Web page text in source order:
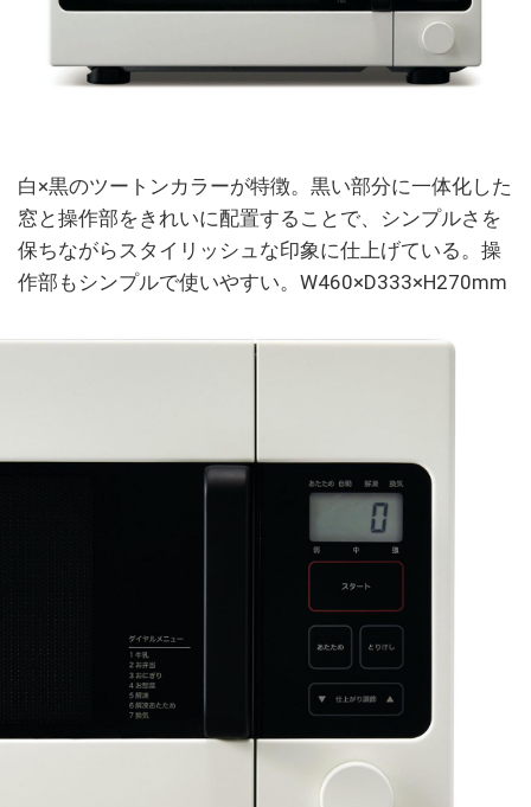
白×黒のツートンカラーが特徴。黒い部分に一体化した
窓と操作部をきれいに配置することで、シンプルさを
保ちながらスタイリッシュな印象に仕上げている。操
作部もシンプルで使いやすい。W460×D333×H270mm